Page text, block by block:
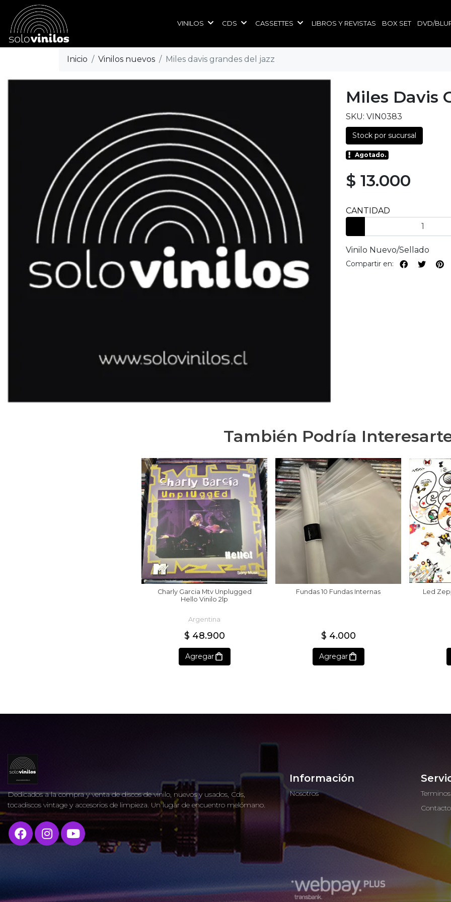
VINILOS CDS CASSETTES LIBROS Y REVISTAS BOX SET DVD/
Inicio Vinilos nuevos Miles davis grandes del jazz
Miles Davis
SKU: VIN0383
Stock por sucursal
Agotado.
$ 13.000
CANTIDAD
Vinilo Nuevo/Sellado
Compartir en:
También Podría
Charly Garcia Mtv Unplugged
Hello Vinilo 2lp
Argentina
$ 48.900
Agregar
Fundas 10 Fundas Internas
$ 4.000
Agregar
Led
Dedicados a la compra y venta de discos de vinilo, nuevos y usados, Cds,
tocadiscos vintage y accesorios de limpieza. Un lugar de encuentro melómano.
Información
Nosotros
Contacto